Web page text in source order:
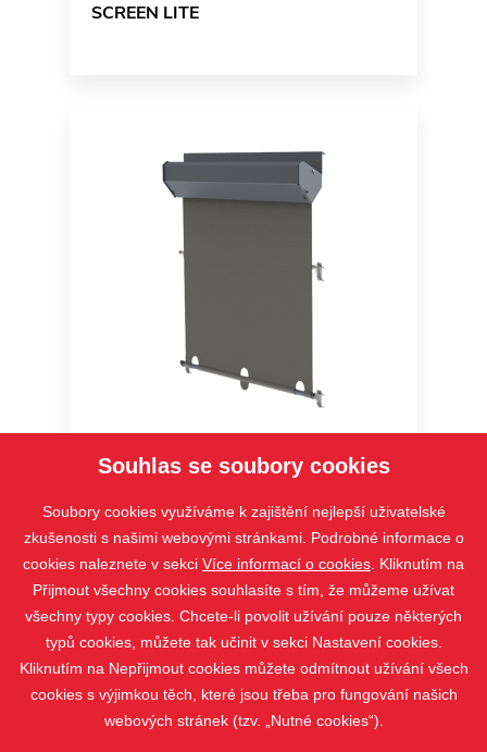
SCREEN LITE
Souhlas se soubory cookies
Soubory cookies využíváme k zajištění nejlepší uživatelské
zkušenosti s našimi webovými stránkami. Podrobné informace o
cookies naleznete v sekci Více informací o cookies . Kliknutím na
Přijmout všechny cookies souhlasíte s tím, že můžeme užívat
všechny typy cookies. Chcete-li povolit užívání pouze některých
typů cookies, můžete tak učinit v sekci Nastavení cookies.
Kliknutím na Nepřijmout cookies můžete odmítnout užívání všech
cookies s výjimkou těch, které jsou třeba pro fungování našich
webových stránek (tzv. „Nutné cookies“).